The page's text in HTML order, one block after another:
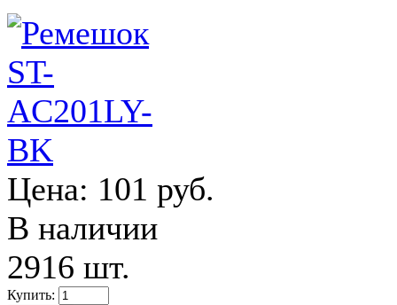
Цена: 101 руб.
В наличии
2916 шт.
Купить: